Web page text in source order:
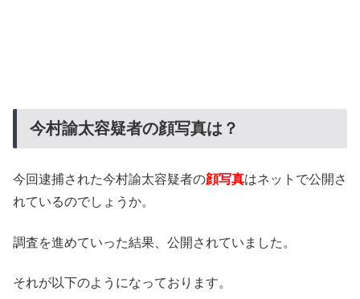
今村諭太容疑者の顔写真は？
今回逮捕された今村諭太容疑者の顔写真はネットで公開さ
れているのでしょうか。
調査を進めていった結果、公開されていました。
それが以下のようになっております。